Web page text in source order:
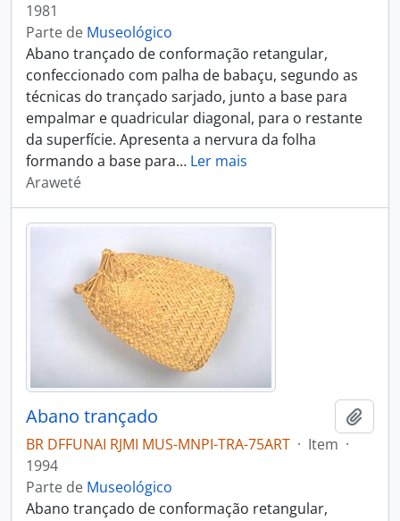
1981
Parte de Museológico
Abano trançado de conformação retangular,
confeccionado com palha de babaçu, segundo as
técnicas do trançado sarjado, junto a base para
empalmar e quadricular diagonal, para o restante
da superfície. Apresenta a nervura da folha
formando a base para… Ler mais
Araweté
Abano trançado
BR DFFUNAI RJMI MUS-MNPI-TRA-75ART · Item ·
1994
Parte de Museológico
Abano trançado de conformação retangular,